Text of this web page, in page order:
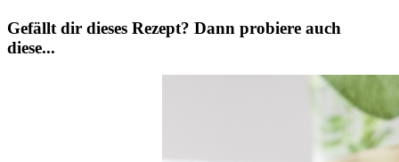
Gefällt dir dieses Rezept? Dann probiere auch
diese...